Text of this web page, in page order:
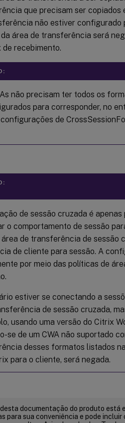
que precisam ser
não estiver configurado
área de transferência será
recebimento.
não precisam ter todos os
para corresponder, no
de
de sessão cruzada é
o comportamento de sessão
de transferência de sessão
de cliente para sessão. A
por meio das políticas de
estiver se conectando a
de sessão cruzada,
usando uma versão do Citrix
se de um CWA não suportado
desses formatos listados
para o cliente, será negada.
documentação do produto está
para sua conveniência e pode